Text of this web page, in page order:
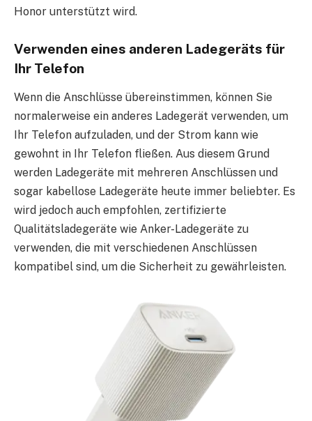
Honor unterstützt wird.
Verwenden eines anderen Ladegeräts für
Ihr Telefon
Wenn die Anschlüsse übereinstimmen, können Sie
normalerweise ein anderes Ladegerät verwenden, um
Ihr Telefon aufzuladen, und der Strom kann wie
gewohnt in Ihr Telefon fließen. Aus diesem Grund
werden Ladegeräte mit mehreren Anschlüssen und
sogar kabellose Ladegeräte heute immer beliebter. Es
wird jedoch auch empfohlen, zertifizierte
Qualitätsladegeräte wie Anker-Ladegeräte zu
verwenden, die mit verschiedenen Anschlüssen
kompatibel sind, um die Sicherheit zu gewährleisten.